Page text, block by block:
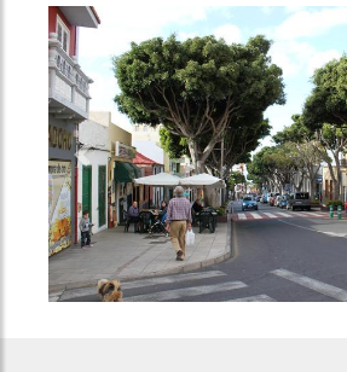
Previous